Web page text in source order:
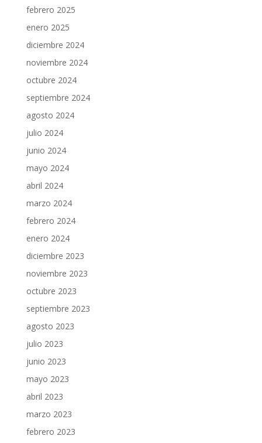
febrero 2025
enero 2025
diciembre 2024
noviembre 2024
octubre 2024
septiembre 2024
agosto 2024
julio 2024
junio 2024
mayo 2024
abril 2024
marzo 2024
febrero 2024
enero 2024
diciembre 2023
noviembre 2023
octubre 2023
septiembre 2023
agosto 2023
julio 2023
junio 2023
mayo 2023
abril 2023
marzo 2023
febrero 2023